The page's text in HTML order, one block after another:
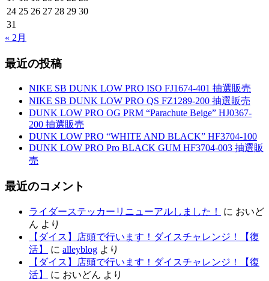
24 25 26 27 28 29 30
31
« 2月
最近の投稿
NIKE SB DUNK LOW PRO ISO FJ1674-401 抽選販売
NIKE SB DUNK LOW PRO QS FZ1289-200 抽選販売
DUNK LOW PRO OG PRM “Parachute Beige” HJ0367-
200 抽選販売
DUNK LOW PRO “WHITE AND BLACK” HF3704-100
DUNK LOW PRO Pro BLACK GUM HF3704-003 抽選販
売
最近のコメント
ライダーステッカーリニューアルしました！ に おいど
ん より
【ダイス】店頭で行います！ダイスチャレンジ！【復
活】
に alleyblog より
【ダイス】店頭で行います！ダイスチャレンジ！【復
活】
に おいどん より